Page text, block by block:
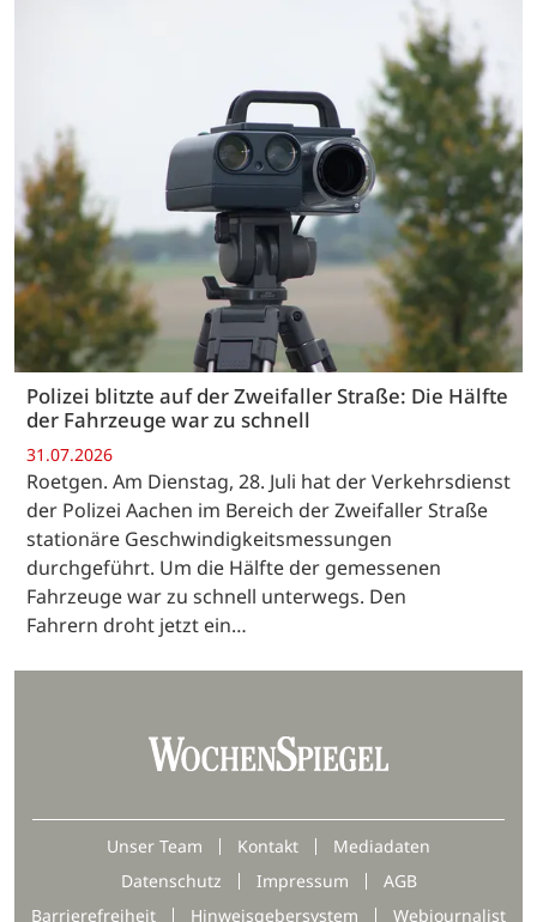
Polizei blitzte auf der Zweifaller Straße: Die Hälfte
der Fahrzeuge war zu schnell
31.07.2026
Roetgen. Am Dienstag, 28. Juli hat der Verkehrsdienst
der Polizei Aachen im Bereich der Zweifaller Straße
stationäre Geschwindigkeitsmessungen
durchgeführt. Um die Hälfte der gemessenen
Fahrzeuge war zu schnell unterwegs. Den
Fahrern droht jetzt ein…
Unser Team Kontakt
Mediadaten
Datenschutz
Impressum
AGB
Barrierefreiheit
Hinweisgebersystem Webjournalist